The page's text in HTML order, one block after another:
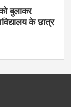
बुलाकर
के छात्र